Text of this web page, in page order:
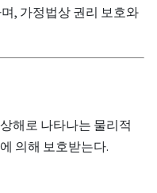
, 가정법상 권리 보호와
해로 나타나는 물리적
의해 보호받는다.